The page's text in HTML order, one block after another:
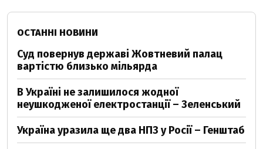
ОСТАННІ НОВИНИ
Суд повернув державі Жовтневий палац
вартістю близько мільярда
В Україні не залишилося жодної
неушкодженої електростанції – Зеленський
Україна уразила ще два НПЗ у Росії – Генштаб